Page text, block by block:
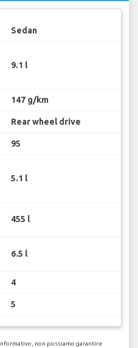
Sedan
9.1 l
147 g/km
Rear wheel drive
95
5.1 l
455 l
6.5 l
4
5
non possiamo garantire